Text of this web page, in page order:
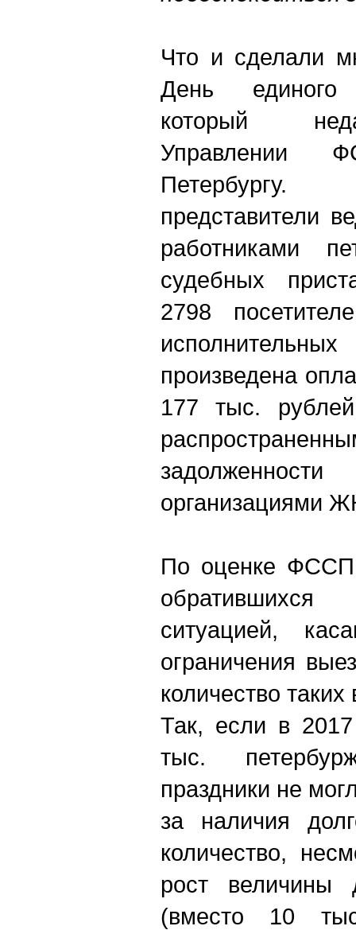
Что и сделали
День
который
Управлении
представители
работниками
судебных
2798
произведена
177 тыс.
организациями
По оценке
ситуацией,
ограничения
количество
Так, если в
тыс.
праздники не
за наличия
количество,
рост величины
(вместо 10